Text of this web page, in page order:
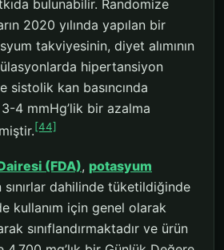
bulunabilir. Randomize
2020 yılında yapılan bir
takviyesinin, diyet alımının
hipertansiyon
sistolik kan basıncında
4 mmHg’lik bir azalma
[44]
(FDA), potasyum
sınırlar dahilinde tüketildiğinde
kullanım için genel olarak
sınıflandırmaktadır ve ürün